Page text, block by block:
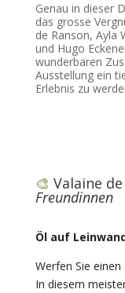
Genau in dieser
das grosse
de Ranson, Ayla
und Hugo
wunderbaren
Ausstellung ein
Erlebnis zu
🎨 Valaine
Freundinnen
Öl auf
Werfen Sie
In diesem